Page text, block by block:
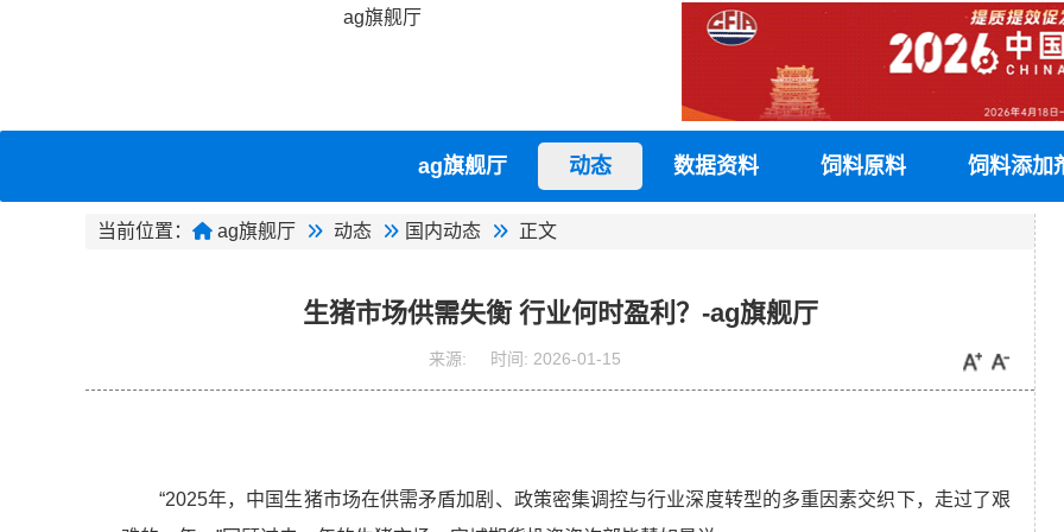
ag旗舰厅
ag旗舰厅 动态 数据资料 饲料原料 饲料添加
当前位置： ag旗舰厅 动态 国内动态 正文
生猪市场供需失衡 行业何时盈利？-ag旗舰厅
来源: 时间: 2026-01-15
“2025年，中国生猪市场在供需矛盾加剧、政策密集调控与行业深度转型的多重因素交织下，走过了艰